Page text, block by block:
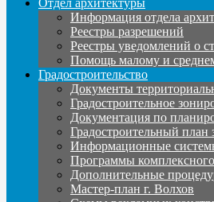
Информация отдела
Реестры разрешений
Реестры уведомлений о
Помощь малому и
Градостроительство
Документы
Градостроительное
Документация по
Градостроительный план
Информационные
Программы
Дополнительные
Мастер-план г. Волхов